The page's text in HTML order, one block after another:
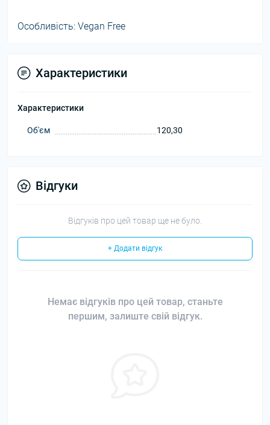
Особливість: Vegan Free
Характеристики
Характеристики
Об'єм 120,30
Відгуки
Відгуків про цей товар ще не було.
+ Додати відгук
Немає відгуків про цей товар, станьте
першим, залиште свій відгук.